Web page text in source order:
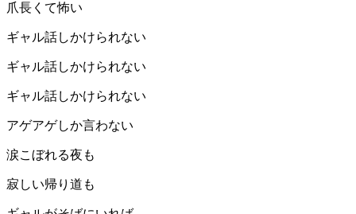
爪長くて怖い
ギャル話しかけられない
ギャル話しかけられない
ギャル話しかけられない
アゲアゲしか言わない
涙こぼれる夜も
寂しい帰り道も